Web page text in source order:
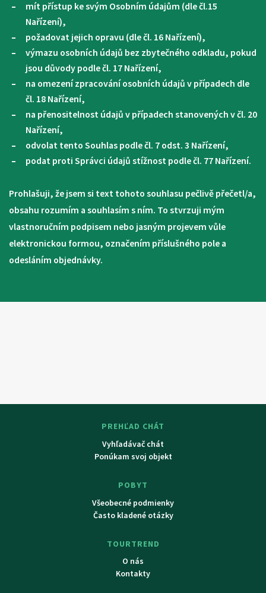
mít přístup ke svým Osobním údajům (dle čl.15
Nařízení),
požadovat jejich opravu (dle čl. 16 Nařízení),
výmazu osobních údajů bez zbytečného odkladu, pokud
jsou důvody podle čl. 17 Nařízení,
na omezení zpracování osobních údajů v případech dle
čl. 18 Nařízení,
na přenositelnost údajů v případech stanovených v čl. 20
Nařízení,
odvolat tento Souhlas podle čl. 7 odst. 3 Nařízení,
podat proti Správci údajů stížnost podle čl. 77 Nařízení.
Prohlašuji, že jsem si text tohoto souhlasu pečlivě přečetl/a,
obsahu rozumím a souhlasím s ním. To stvrzuji mým
vlastnoručním podpisem nebo jasným projevem vůle
elektronickou formou, označením příslušného pole a
odesláním objednávky.
PREHĽAD CHÁT
Vyhľadávač chát
Ponúkam svoj objekt
POBYT
Všeobecné podmienky
Často kladené otázky
TOURTREND
O nás
Kontakty